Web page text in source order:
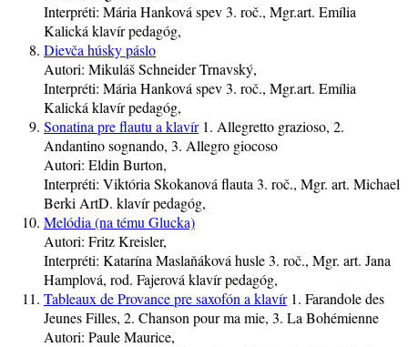
Interpréti: Mária Hanková spev3. roč., Mgr.art. Emília
Kalická klavírpedagóg,
Dievča húsky páslo
Autori: Mikuláš Schneider Trnavský,
Interpréti: Mária Hanková spev3. roč., Mgr.art. Emília
Kalická klavírpedagóg,
Sonatina pre flautu a klavír 1. Allegretto grazioso, 2.
Andantino sognando, 3. Allegro giocoso
Autori: Eldin Burton,
Interpréti: Viktória Skokanová flauta 3. roč., Mgr. art. Michael
Berki ArtD. klavírpedagóg,
Melódia (na tému Glucka)
Autori: Fritz Kreisler,
Interpréti: Katarína Maslaňáková husle3. roč., Mgr. art. Jana
Hamplová, rod. Fajerová klavírpedagóg,
Tableaux de Provance pre saxofón a klavír 1. Farandole des
Jeunes Filles, 2. Chanson pour ma mie, 3. La Bohémienne
Autori: Paule Maurice,